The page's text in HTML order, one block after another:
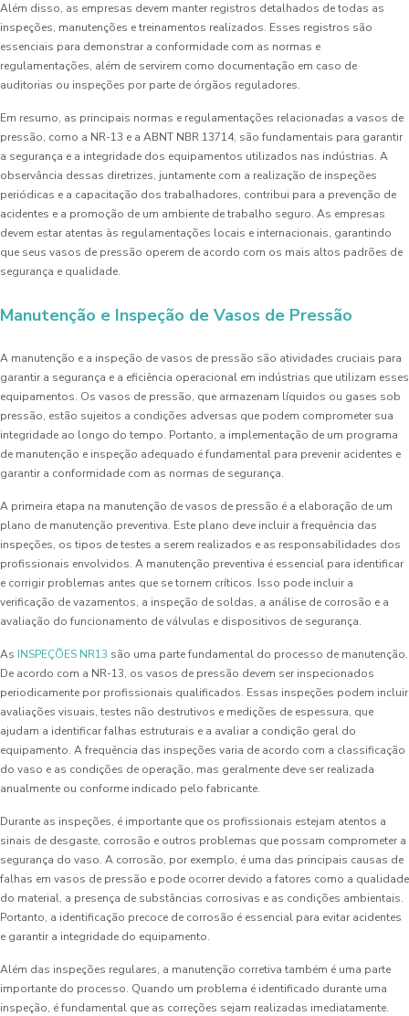
Além disso, as empresas devem manter registros detalhados de todas as
inspeções, manutenções e treinamentos realizados. Esses registros são
essenciais para demonstrar a conformidade com as normas e
regulamentações, além de servirem como documentação em caso de
auditorias ou inspeções por parte de órgãos reguladores.
Em resumo, as principais normas e regulamentações relacionadas a vasos de
pressão, como a NR-13 e a ABNT NBR 13714, são fundamentais para garantir
a segurança e a integridade dos equipamentos utilizados nas indústrias. A
observância dessas diretrizes, juntamente com a realização de inspeções
periódicas e a capacitação dos trabalhadores, contribui para a prevenção de
acidentes e a promoção de um ambiente de trabalho seguro. As empresas
devem estar atentas às regulamentações locais e internacionais, garantindo
que seus vasos de pressão operem de acordo com os mais altos padrões de
segurança e qualidade.
Manutenção e Inspeção de Vasos de Pressão
A manutenção e a inspeção de vasos de pressão são atividades cruciais para
garantir a segurança e a eficiência operacional em indústrias que utilizam esses
equipamentos. Os vasos de pressão, que armazenam líquidos ou gases sob
pressão, estão sujeitos a condições adversas que podem comprometer sua
integridade ao longo do tempo. Portanto, a implementação de um programa
de manutenção e inspeção adequado é fundamental para prevenir acidentes e
garantir a conformidade com as normas de segurança.
A primeira etapa na manutenção de vasos de pressão é a elaboração de um
plano de manutenção preventiva. Este plano deve incluir a frequência das
inspeções, os tipos de testes a serem realizados e as responsabilidades dos
profissionais envolvidos. A manutenção preventiva é essencial para identificar
e corrigir problemas antes que se tornem críticos. Isso pode incluir a
verificação de vazamentos, a inspeção de soldas, a análise de corrosão e a
avaliação do funcionamento de válvulas e dispositivos de segurança.
As INSPEÇÕES NR13 são uma parte fundamental do processo de manutenção.
De acordo com a NR-13, os vasos de pressão devem ser inspecionados
periodicamente por profissionais qualificados. Essas inspeções podem incluir
avaliações visuais, testes não destrutivos e medições de espessura, que
ajudam a identificar falhas estruturais e a avaliar a condição geral do
equipamento. A frequência das inspeções varia de acordo com a classificação
do vaso e as condições de operação, mas geralmente deve ser realizada
anualmente ou conforme indicado pelo fabricante.
Durante as inspeções, é importante que os profissionais estejam atentos a
sinais de desgaste, corrosão e outros problemas que possam comprometer a
segurança do vaso. A corrosão, por exemplo, é uma das principais causas de
falhas em vasos de pressão e pode ocorrer devido a fatores como a qualidade
do material, a presença de substâncias corrosivas e as condições ambientais.
Portanto, a identificação precoce de corrosão é essencial para evitar acidentes
e garantir a integridade do equipamento.
Além das inspeções regulares, a manutenção corretiva também é uma parte
importante do processo. Quando um problema é identificado durante uma
inspeção, é fundamental que as correções sejam realizadas imediatamente.